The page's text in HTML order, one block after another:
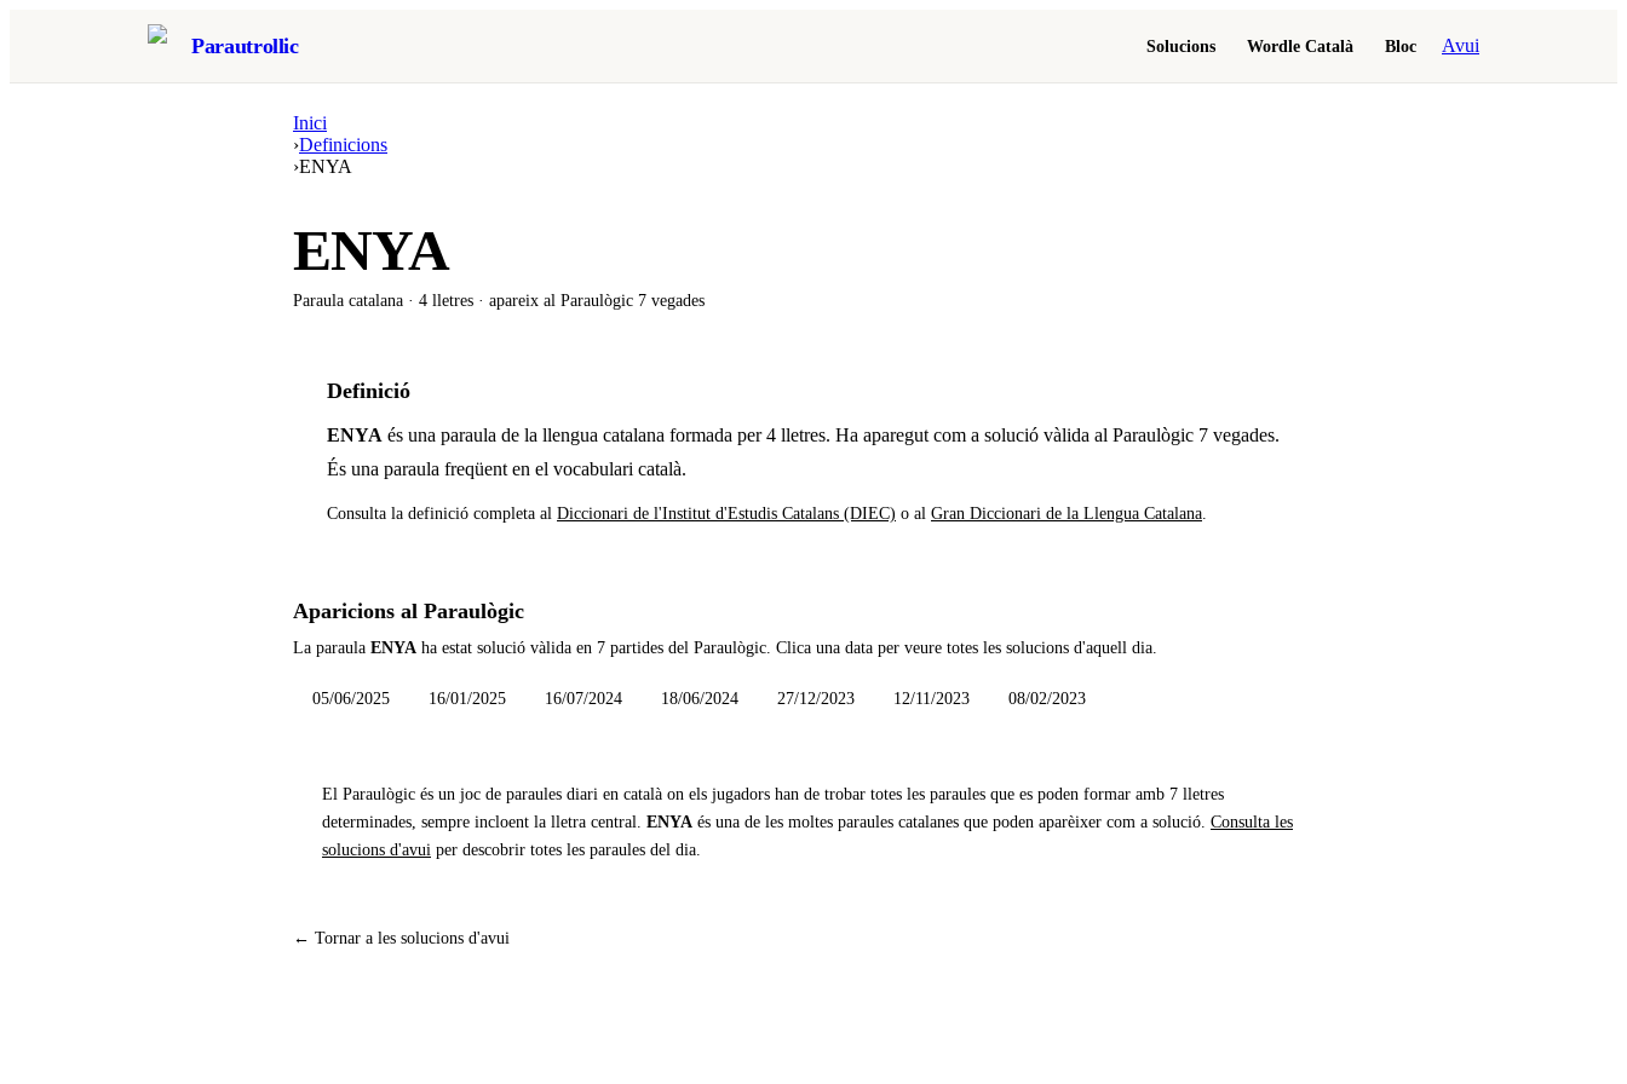
Parautrollic Solucions Wordle Català Bloc Avui
Inici
›Definicions
›ENYA
ENYA
Paraula catalana · 4 lletres · apareix al Paraulògic 7 vegades
Definició
ENYA és una paraula de la llengua catalana formada per 4 lletres. Ha aparegut com a solució vàlida al Paraulògic 7 vegades.
És una paraula freqüent en el vocabulari català.
Consulta la definició completa al Diccionari de l'Institut d'Estudis Catalans (DIEC) o al Gran Diccionari de la Llengua Catalana
Aparicions al Paraulògic
La paraula ENYA ha estat solució vàlida en 7 partides del Paraulògic. Clica una data per veure totes les solucions d'aquell dia.
05/06/2025 16/01/2025 16/07/2024 18/06/2024 27/12/2023 12/11/2023 08/02/2023
El Paraulògic és un joc de paraules diari en català on els jugadors han de trobar totes les paraules que es poden formar amb 7 lletres
determinades, sempre incloent la lletra central. ENYA és una de les moltes paraules catalanes que poden aparèixer com a solució. Consulta les
solucions d'avui per descobrir totes les paraules del dia.
← Tornar a les solucions d'avui